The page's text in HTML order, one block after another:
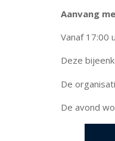
Aanvang
Vanaf 17:00
Deze
De
De avond